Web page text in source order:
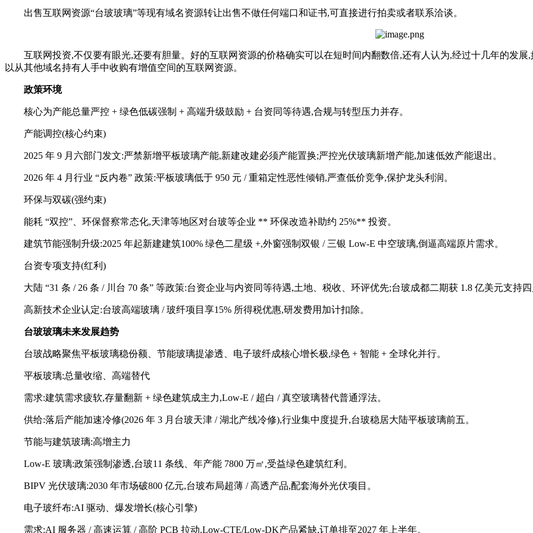
出售互联网资源“台玻玻璃”等现有域名资源转让出售不做任何端口和证书,可直接进行拍卖或者联系洽谈。
互联网投资,不仅要有眼光,还要有胆量。好的互联网资源的价格确实可以在短时间内翻数倍,还有人认为,经过十几年的发
以从其他域名持有人手中收购有增值空间的互联网资源。
政策环境
核心为产能总量严控 + 绿色低碳强制 + 高端升级鼓励 + 台资同等待遇,合规与转型压力并存。
产能调控(核心约束)
2025 年 9 月六部门发文:严禁新增平板玻璃产能,新建改建必须产能置换;严控光伏玻璃新增产能,加速低效产能退出。
2026 年 4 月行业 “反内卷” 政策:平板玻璃低于 950 元 / 重箱定性恶性倾销,严查低价竞争,保护龙头利润。
环保与双碳(强约束)
能耗 “双控”、环保督察常态化,天津等地区对台玻等企业 ** 环保改造补助约 25%** 投资。
建筑节能强制升级:2025 年起新建建筑100% 绿色二星级 +,外窗强制双银 / 三银 Low-E 中空玻璃,倒逼高端原片需求。
台资专项支持(红利)
大陆 “31 条 / 26 条 / 川台 70 条” 等政策:台资企业与内资同等待遇,土地、税收、环评优先;台玻成都二期获 1.8 亿美元支持四
高新技术企业认定:台玻高端玻璃 / 玻纤项目享15% 所得税优惠,研发费用加计扣除。
台玻玻璃未来发展趋势
台玻战略聚焦平板玻璃稳份额、节能玻璃提渗透、电子玻纤成核心增长极,绿色 + 智能 + 全球化并行。
平板玻璃:总量收缩、高端替代
需求:建筑需求疲软,存量翻新 + 绿色建筑成主力,Low-E / 超白 / 真空玻璃替代普通浮法。
供给:落后产能加速冷修(2026 年 3 月台玻天津 / 湖北产线冷修),行业集中度提升,台玻稳居大陆平板玻璃前五。
节能与建筑玻璃:高增主力
Low-E 玻璃:政策强制渗透,台玻11 条线、年产能 7800 万㎡,受益绿色建筑红利。
BIPV 光伏玻璃:2030 年市场破800 亿元,台玻布局超薄 / 高透产品,配套海外光伏项目。
电子玻纤布:AI 驱动、爆发增长(核心引擎)
需求:AI 服务器 / 高速运算 / 高阶 PCB 拉动,Low-CTE/Low-DK产品紧缺,订单排至2027 年上半年。